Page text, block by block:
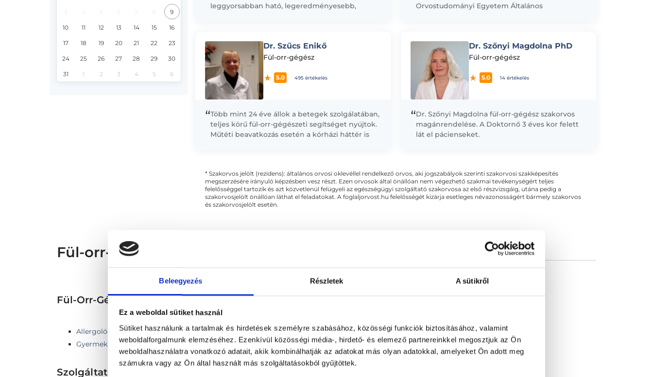
Beleegyezés Részletek A sütikről
Ez a weboldal sütiket használ
Sütiket használunk a tartalmak és hirdetések személyre szabásához, közösségi funkciók biztosításához, valamint
weboldalforgalmunk elemzéséhez. Ezenkívül közösségi média-, hirdető- és elemező partnereinkkel megosztjuk az Ön
weboldalhasználatra vonatkozó adatait, akik kombinálhatják az adatokat más olyan adatokkal, amelyeket Ön adott meg
számukra vagy az Ön által használt más szolgáltatásokból gyűjtöttek.
9
10 11 12 13 14 15 16
17 18 19 20 21 22 23
24 25 26 27 28 29 30
31 1 2 3 4 5 6
leggyorsabban ható, legeredményesebb,
Orvostudományi Egyetem Általános
Dr. Szűcs Enikő
Fül-orr-gégész
5.0 495 értékelés
“Több mint 24 éve állok a betegek szolgálatában,
teljes körű fül-orr-gégészeti segítséget nyújtok.
Műtéti beavatkozás esetén a kórházi háttér is
Dr. Szőnyi Magdolna PhD
Fül-orr-gégész
5.0 14 értékelés
“Dr. Szőnyi Magdolna fül-orr-gégész szakorvos
magánrendelése. A Doktornő 3 éves kor felett
lát el pácienseket.
* Szakorvos jelölt (rezidens): általános orvosi oklevéllel rendelkező orvos, aki jogszabályok szerinti szakorvosi szakképesítés
megszerzésére irányuló képzésben vesz részt. Ezen orvosok által önállóan nem végezhető szakmai tevékenységért teljes
felelősséggel tartozik és azt közvetlenül felügyeli az egészségügyi szolgáltató szakorvosa az első részvizsgáig, utána pedig a
szakorvosjelölt önállóan láthat el feladatokat. A foglaljorvost.hu felelősségét kizárja esetleges névazonosságért bármely szakorvos
és szakorvosjelölt esetén.
Fül-orr-gégész Pécs - Fül-Orr-Gégészet
Fül-Orr-Gégészet TERÜLETHEZ KAPCSOLÓDÓ SZAKTERÜLETEK
Allergológia
Gyermek fül-orr-gégészet
Szolgáltatások